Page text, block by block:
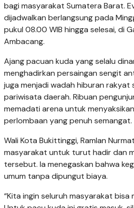
bagi masyarakat Sumatera Barat.
dijadwalkan berlangsung pada
pukul 08.00 WIB hingga selesai, di
Ambacang.
Ajang pacuan kuda yang selalu
menghadirkan persaingan sengit
juga menjadi wadah hiburan
pariwisata daerah. Ribuan
memadati arena untuk
perlombaan yang penuh semangat.
Wali Kota Bukittinggi, Ramlan
masyarakat untuk turut hadir dan
tersebut. Ia menegaskan bahwa
umum tanpa dipungut biaya.
“Kita ingin seluruh masyarakat bisa